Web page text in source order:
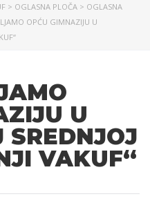
> OGLASNA PLOČA > OGLASNA
OPĆU GIMNAZIJU U
U
SREDNJOJ
VAKUF“